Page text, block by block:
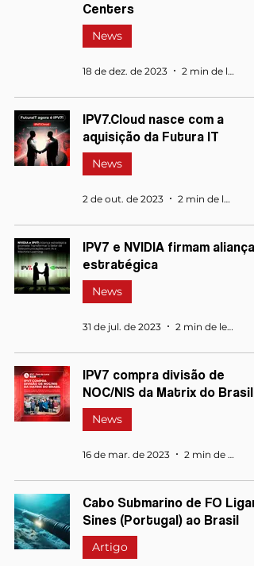
Centers
News
18 de dez. de 2023 2 min de leitura
IPV7.Cloud nasce com a
aquisição da Futura IT
News
2 de out. de 2023 2 min de leitura
IPV7 e NVIDIA firmam aliança
estratégica
News
31 de jul. de 2023 2 min de leitura
IPV7 compra divisão de
NOC/NIS da Matrix do Brasil
News
16 de mar. de 2023 2 min de leitura
Cabo Submarino de FO
Sines (Portugal) ao Brasil
Artigo